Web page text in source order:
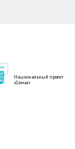
Национальный проект
«Семья»